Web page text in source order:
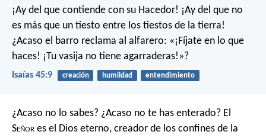
¡Ay del que contiende con su Hacedor! ¡Ay del que no
es más que un tiesto entre los tiestos de la tierra!
¿Acaso el barro reclama al alfarero: «¡Fíjate en lo que
haces! ¡Tu vasija no tiene agarraderas!»?
Isaías 45:9 creación humildad entendimiento
¿Acaso no lo sabes? ¿Acaso no te has enterado? El
Señor es el Dios eterno, creador de los confines de la